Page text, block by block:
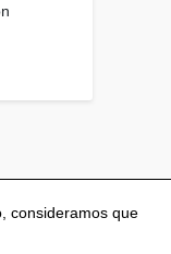
consideramos que